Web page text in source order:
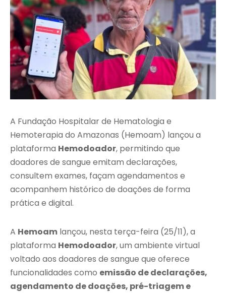
A Fundação Hospitalar de Hematologia e
Hemoterapia do Amazonas (Hemoam) lançou a
plataforma Hemodoador, permitindo que
doadores de sangue emitam declarações,
consultem exames, façam agendamentos e
acompanhem histórico de doações de forma
prática e digital.
A Hemoam lançou, nesta terça-feira (25/11), a
plataforma Hemodoador, um ambiente virtual
voltado aos doadores de sangue que oferece
funcionalidades como emissão de declarações,
agendamento de doações, pré-triagem e